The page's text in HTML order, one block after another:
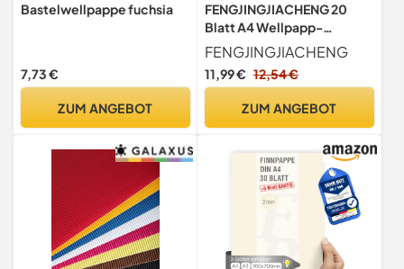
Bastelwellpappe fuchsia
7,73 €
ZUM ANGEBOT
FENGJINGJIACHENG 20
Blatt A4 Wellpapp-
Papierbögen, bunt, für
Bastel- und Bastelprojekte
FENGJINGJIACHENG
11,99 € 12,54 €
ZUM ANGEBOT